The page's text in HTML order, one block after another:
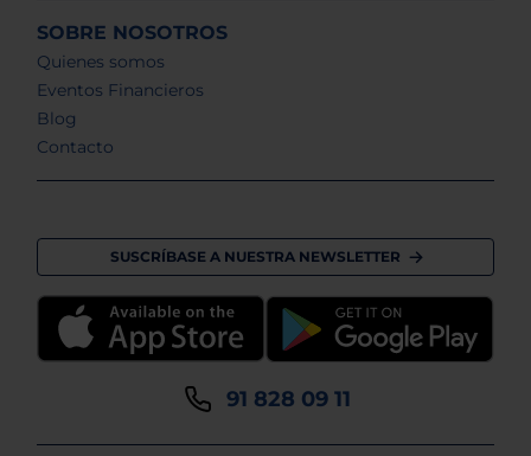
SOBRE NOSOTROS
Quienes somos
Eventos Financieros
Blog
Contacto
SUSCRÍBASE A NUESTRA NEWSLETTER
91 828 09 11